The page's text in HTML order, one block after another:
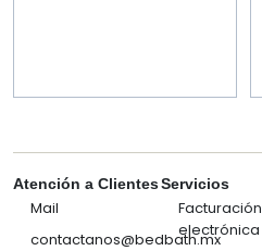
Atención a Clientes
Mail
contactanos@bedbath.mx
Servicios
Facturación
electrónica